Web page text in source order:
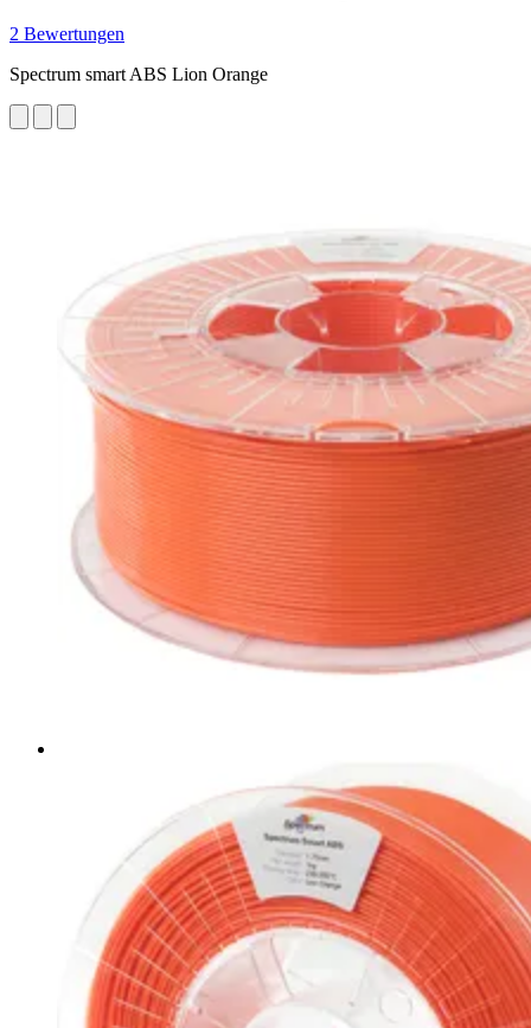
2 Bewertungen
Spectrum smart ABS Lion Orange